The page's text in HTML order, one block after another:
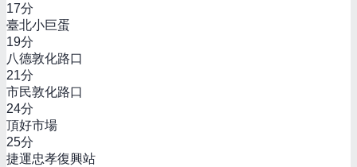
17分
臺北小巨蛋
19分
八德敦化路口
21分
市民敦化路口
24分
頂好市場
25分
捷運忠孝復興站